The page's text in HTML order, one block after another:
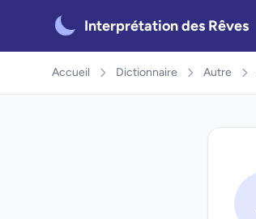
Interprétation des Rêves
Accueil Dictionnaire Autre